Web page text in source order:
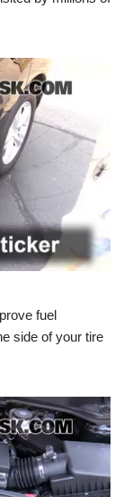
fuel
side of your tire